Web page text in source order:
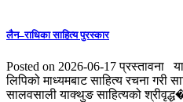
लैन–राधिका साहित्य पुरस्कार
Posted on 2026-06-17प्रस्तावना
लिपिको माध्यमबाट साहित्य रचना गरी
सालवसाली याक्थुङ साहित्यको